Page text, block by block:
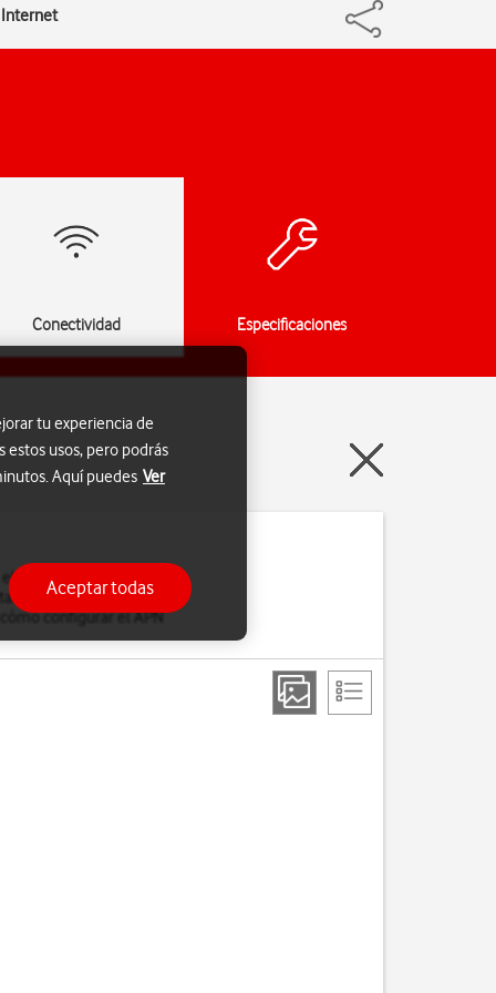
Internet
Conectividad Especificaciones
navegador, recibes
SIM. Si una vez
configurar el APN
tu experiencia de
estos usos, pero podrás
Aquí puedes Ver
Aceptar todas